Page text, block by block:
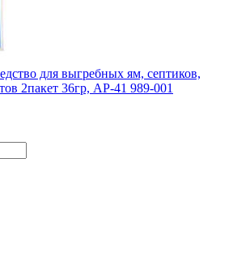
для выгребных ям, септиков,
2пакет 36гр, АР-41 989-001